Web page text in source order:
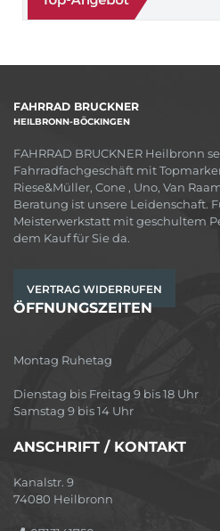
FAHRRAD BRUCKNER
HEILBRONN-BÖCKINGEN
FAHRRAD BRUCKNER Heilbronn
Fahrradfachgeschäft mit
Riese&Müller, Cone , Uno, Van
Beratung ist unsere Leidenschaft.
Meisterwerkstatt mit geschultem
dem Kauf für Sie da.
VERTRAG WIDERRUFEN
ÖFFNUNGSZEITEN
Montag Ruhetag
Dienstag bis Freitag 9 bis 18 Uhr
Samstag 9 bis 14 Uhr
ANSCHRIFT / KONTAKT
Kanalstr. 9
74080 Heilbronn